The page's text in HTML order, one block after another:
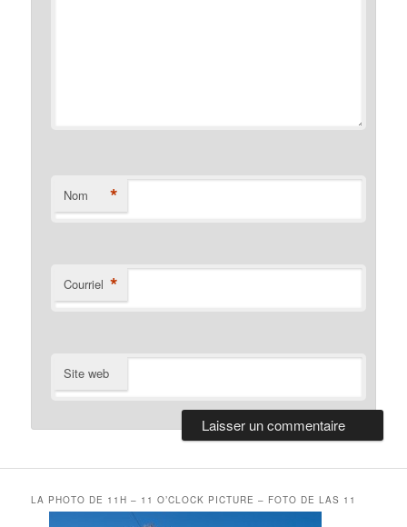
Nom *
Courriel *
Site web
LA PHOTO DE 11H – 11 O’CLOCK PICTURE – FOTO DE LAS 11